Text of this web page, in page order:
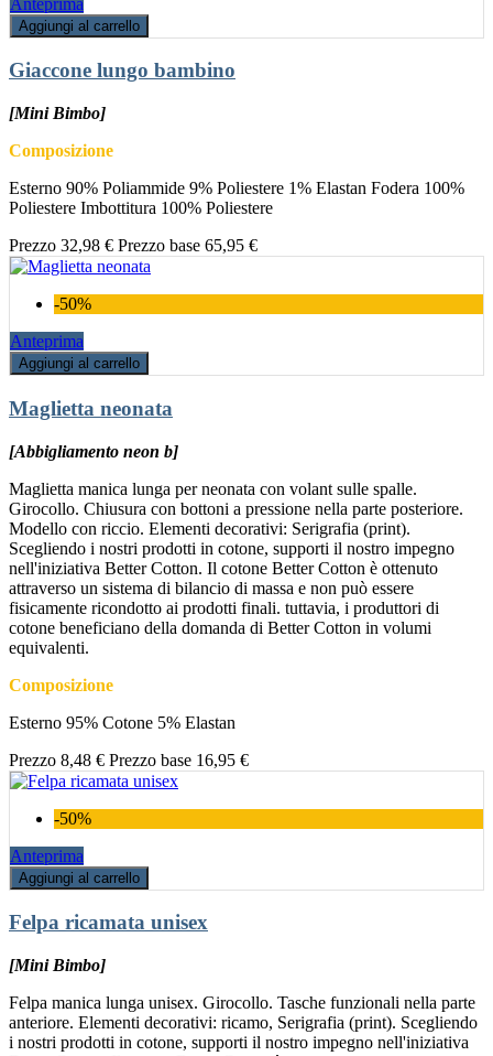
Aggiungi al carrello
Giaccone lungo bambino
[Mini Bimbo]
Composizione
Esterno 90% Poliammide 9% Poliestere 1% Elastan Fodera 100%
Poliestere Imbottitura 100% Poliestere
Prezzo 32,98 € Prezzo base 65,95 €
-50%
Anteprima
Aggiungi al carrello
Maglietta neonata
[Abbigliamento neon b]
Maglietta manica lunga per neonata con volant sulle spalle.
Girocollo. Chiusura con bottoni a pressione nella parte posteriore.
Modello con riccio. Elementi decorativi: Serigrafia (print).
Scegliendo i nostri prodotti in cotone, supporti il nostro impegno
nell'iniziativa Better Cotton. Il cotone Better Cotton è ottenuto
attraverso un sistema di bilancio di massa e non può essere
fisicamente ricondotto ai prodotti finali. tuttavia, i produttori di
cotone beneficiano della domanda di Better Cotton in volumi
equivalenti.
Composizione
Esterno 95% Cotone 5% Elastan
Prezzo 8,48 € Prezzo base 16,95 €
-50%
Anteprima
Aggiungi al carrello
Felpa ricamata unisex
[Mini Bimbo]
Felpa manica lunga unisex. Girocollo. Tasche funzionali nella parte
anteriore. Elementi decorativi: ricamo, Serigrafia (print). Scegliendo
i nostri prodotti in cotone, supporti il nostro impegno nell'iniziativa